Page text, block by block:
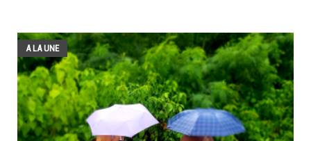
A LA UNE